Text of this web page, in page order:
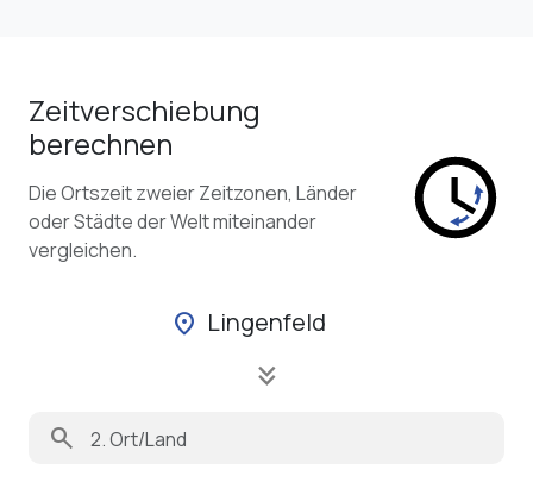
Zeitverschiebung
berechnen
Die Ortszeit zweier Zeitzonen, Länder
oder Städte der Welt miteinander
vergleichen.
location_on Lingenfeld
keyboard_double_arrow_down
search